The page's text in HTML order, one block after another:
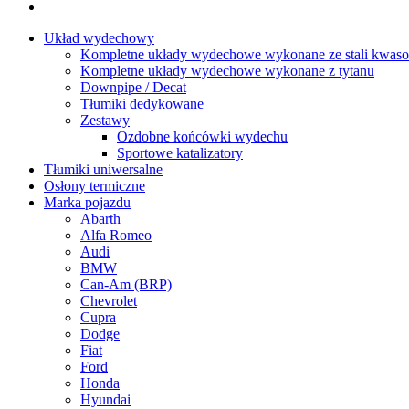
Układ wydechowy
Kompletne układy wydechowe wykonane ze stali
Kompletne układy wydechowe wykonane z tytanu
Downpipe / Decat
Tłumiki dedykowane
Zestawy
Ozdobne końcówki wydechu
Sportowe katalizatory
Tłumiki uniwersalne
Osłony termiczne
Marka pojazdu
Abarth
Alfa Romeo
Audi
BMW
Can-Am (BRP)
Chevrolet
Cupra
Dodge
Fiat
Ford
Honda
Hyundai